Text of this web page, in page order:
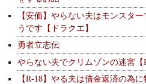
【安価】やらない夫はモンスタ
うです【ドラクエ】
勇者立志伝
やらない夫でクリムゾンの迷宮【
【R-18】やる夫は借金返済の為